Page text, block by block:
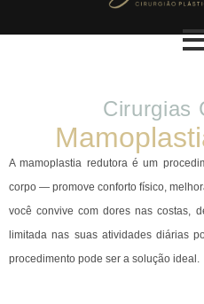
Cirurgias
A mamoplastia redutora é um
corpo — promove conforto físico,
você convive com dores nas costas,
limitada nas suas atividades diárias
procedimento pode ser a solução ideal.